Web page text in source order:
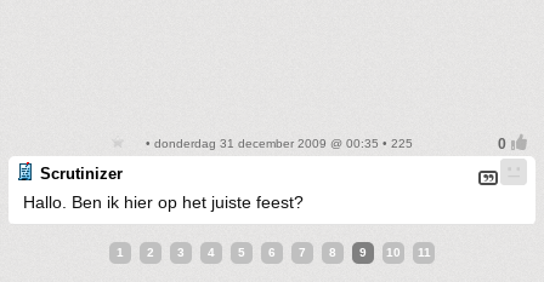
• donderdag 31 december 2009 @ 00:35 • 225
Scrutinizer
Hallo. Ben ik hier op het juiste feest?
1 2 3 4 5 6 7 8 9 10 11